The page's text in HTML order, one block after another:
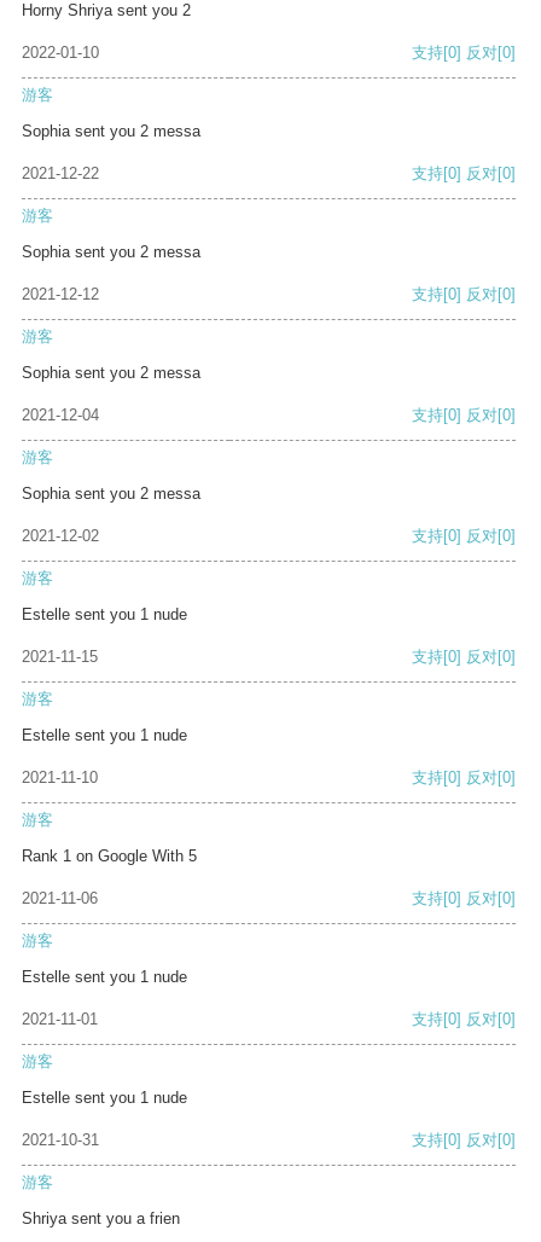
Horny Shriya sent you 2
2022-01-10 支持[0] 反对[0]
游客
Sophia sent you 2 messa
2021-12-22 支持[0] 反对[0]
游客
Sophia sent you 2 messa
2021-12-12 支持[0] 反对[0]
游客
Sophia sent you 2 messa
2021-12-04 支持[0] 反对[0]
游客
Sophia sent you 2 messa
2021-12-02 支持[0] 反对[0]
游客
Estelle sent you 1 nude
2021-11-15 支持[0] 反对[0]
游客
Estelle sent you 1 nude
2021-11-10 支持[0] 反对[0]
游客
Rank 1 on Google With 5
2021-11-06 支持[0] 反对[0]
游客
Estelle sent you 1 nude
2021-11-01 支持[0] 反对[0]
游客
Estelle sent you 1 nude
2021-10-31 支持[0] 反对[0]
游客
Shriya sent you a frien